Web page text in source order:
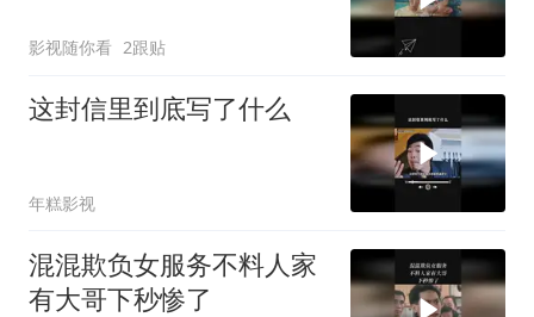
影视随你看 2跟贴
这封信里到底写了什么
年糕影视
混混欺负女服务不料人家
有大哥下秒惨了